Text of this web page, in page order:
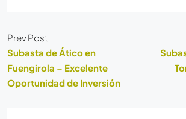
Prev Post
Subasta de Ático en
Fuengirola – Excelente
Oportunidad de Inversión